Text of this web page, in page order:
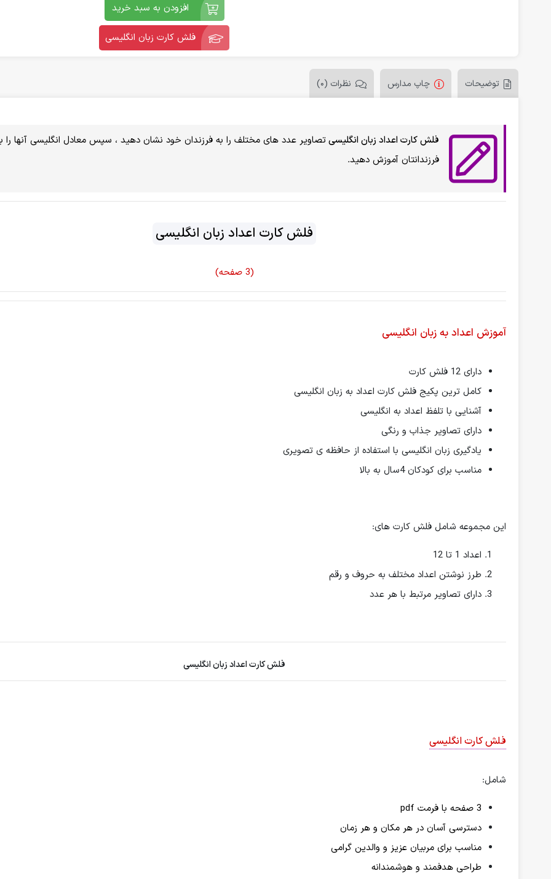
افزودن به سبد خرید
فلش کارت زبان انگلیسی
توضیحات چاپ مدارس نظرات (0)
فلش کارت اعداد زبان انگلیسیتصاویر عدد های مختلف را به فرزندان خود نشان دهید ، سپس معادل انگلیسی آنها را
فرزندانتان آموزش دهید.
فلش کارت اعداد زبان انگلیسی
(3 صفحه)
آموزش اعداد به زبان انگلیسی
دارای 12 فلش کارت
کامل ترین پکیج فلش کارت اعداد به زبان انگلیسی
آشنایی با تلفظ اعداد به انگلیسی
دارای تصاویر جذاب و رنگی
یادگیری زبان انگلیسی با استفاده از حافظه ی تصویری
مناسب برای کودکان 4سال به بالا
این مجموعه شامل فلش کارت های:
اعداد 1 تا 12
طرز نوشتن اعداد مختلف به حروف و رقم
دارای تصاویر مرتبط با هر عدد
فلش کارت اعداد زبان انگلیسی
فلش کارت انگلیسی
شامل:
3 صفحه با فرمت pdf
دسترسی آسان در هر مکان و هر زمان
مناسب برای مربیان عزیز و والدین گرامی
طراحی هدفمند و هوشمندانه